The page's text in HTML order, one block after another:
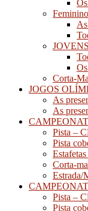
Corta-
JOGOS
As
As
Pista –
Pista
Corta-
Estrada/
Pista –
Pista